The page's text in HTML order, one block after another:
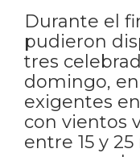
Durante el
pudieron
tres
domingo,
exigentes
con vientos
entre 15 y